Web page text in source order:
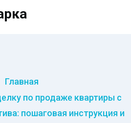
Главная
по продаже квартиры с
пошаговая инструкция и